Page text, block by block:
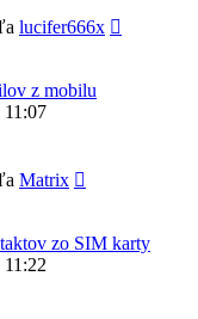
lucifer666x
z mobilu
Matrix
zo SIM karty